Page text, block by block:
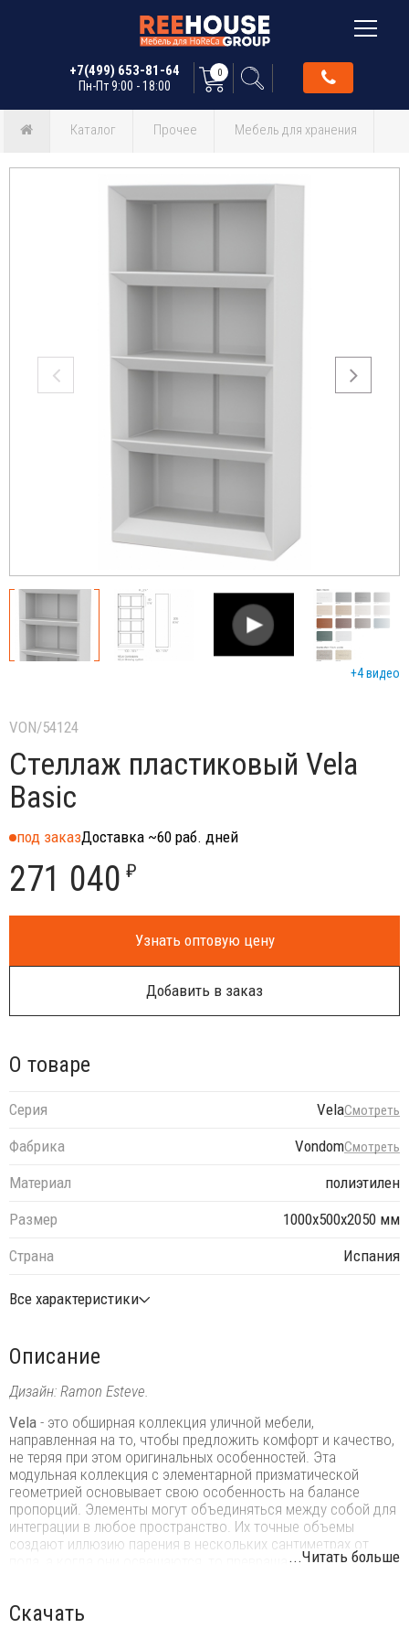
+7(499) 653-81-64
Пн-Пт 9:00 - 18:00
0
Каталог Прочее Мебель для хранения
+4 видео
VON/54124
Стеллаж пластиковый Vela
Basic
под заказДоставка ~60 раб. дней
271 040 ₽
Узнать оптовую цену
Добавить в заказ
О товаре
Серия VelaСмотреть
Фабрика VondomСмотреть
Материал
полиэтилен
Размер
1000x500x2050 мм
Страна
Испания
Все характеристики
Описание
Дизайн: Ramon Esteve.
Vela - это обширная коллекция уличной мебели,
направленная на то, чтобы предложить комфорт и качество,
не теряя при этом оригинальных особенностей. Эта
модульная коллекция с элементарной призматической
геометрией основывает свою особенность на балансе
пропорций. Элементы могут объединяться между собой для
интеграции в любое пространство. Их точные объемы
создают иллюзию парения в нескольких сантиметрах от
пола, а когда они освещаются, то превращаются в
Особенности:
...Читать больше
Скачать